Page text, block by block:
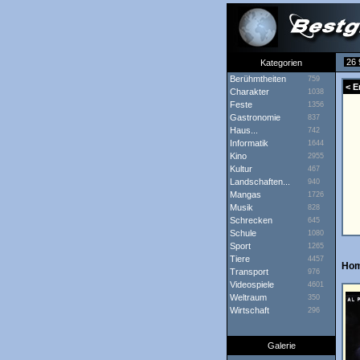
Kategorien
26
Berühmtheiten
759
Charakter 1038
Feste 1356
Gastronomie 837
Haus... 742
Informatik 1644
Kino 2955
Kultur 467
Landschaften... 940
Mangas 1726
Musik 828
Schrecken 645
Schule 1080
Sport 1265
Tiere 4457
Transport 976
Videospiele 4601
Weltraum 350
Wirtschaft 296
Galerie
<